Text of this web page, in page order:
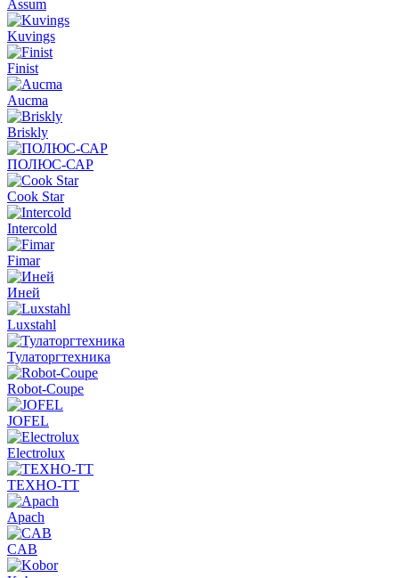
Assum
Kuvings
Finist
Aucma
Briskly
ПОЛЮС-САР
Cook Star
Intercold
Fimar
Иней
Luxstahl
Тулаторгтехника
Robot-Coupe
JOFEL
Electrolux
ТЕХНО-ТТ
Apach
CAB